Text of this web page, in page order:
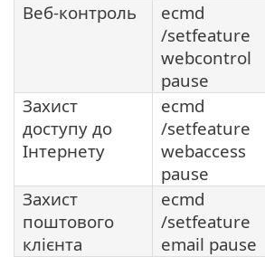
Веб-контроль
ecmd
/setfeature
webcontrol
pause
Захист
доступу до
Інтернету
ecmd
/setfeature
webaccess
pause
Захист
поштового
клієнта
ecmd
/setfeature
email pause